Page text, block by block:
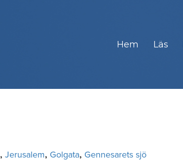
Hem Läs
, Jerusalem, Golgata, Gennesarets sjö